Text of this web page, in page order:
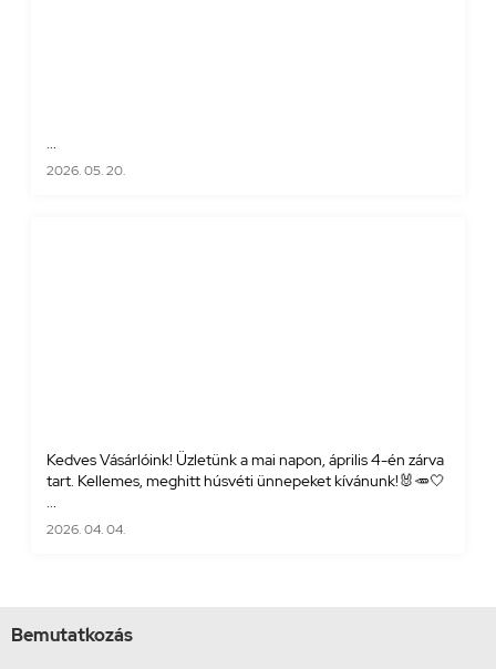
...
2026. 05. 20.
Kedves Vásárlóink! Üzletünk a mai napon, április 4-én zárva
tart. Kellemes, meghitt húsvéti ünnepeket kívánunk!🐰🥕🤍
...
2026. 04. 04.
Bemutatkozás